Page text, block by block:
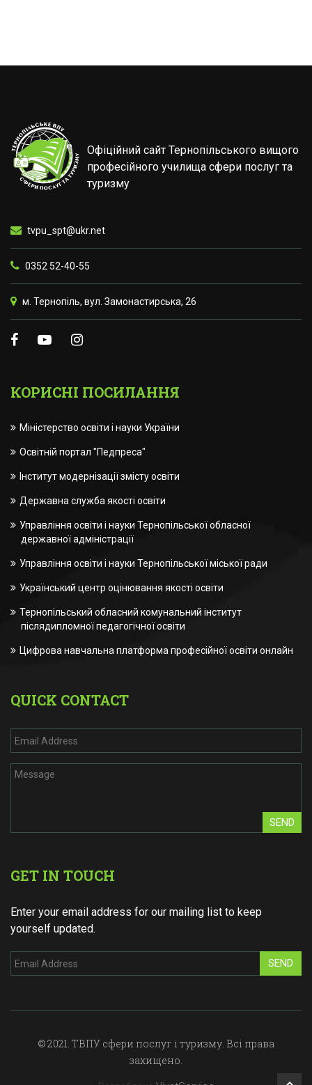
Офіційний сайт Тернопільського вищого
професійного училища сфери послуг та
туризму
tvpu_spt@ukr.net
0352 52-40-55
м. Тернопіль, вул. Замонастирська, 26
КОРИСНІ ПОСИЛАННЯ
Міністерство освіти і науки України
Освітній портал "Педпреса"
Інститут модернізації змісту освіти
Державна служба якості освіти
Управління освіти і науки Тернопільської обласної
державної адміністрації
Управління освіти і науки Тернопільської міської ради
Український центр оцінювання якості освіти
Тернопільський обласний комунальний інститут
післядипломної педагогічної освіти
Цифрова навчальна платформа професійної освіти онлайн
QUICK CONTACT
SEND
GET IN TOUCH
Enter your email address for our mailing list to keep
yourself updated.
SEND
© 2021. ТВПУ сфери послуг і туризму. Всі права
захищено.